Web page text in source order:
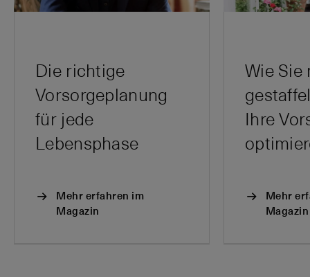
Die richtige
Vorsorgeplanung
für jede
Lebensphase
Mehr erfahren im
Magazin
Wie Sie
Ihre
Mehr
Magazin